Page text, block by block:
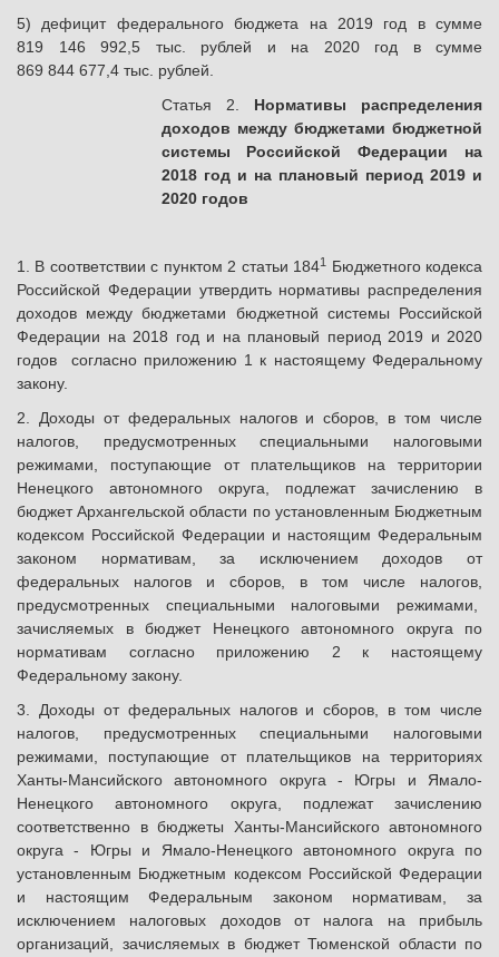
5) дефицит федерального бюджета на 2019 год в сумме
819 146 992,5 тыс. рублей и на 2020 год в сумме
869 844 677,4 тыс. рублей.
Статья 2. Нормативы распределения
доходов между бюджетами бюджетной
системы Российской Федерации на
2018 год и на плановый период 2019 и
2020 годов
1. В соответствии с пунктом 2 статьи 1841
Бюджетного кодекса
Российской Федерации утвердить нормативы распределения
доходов между бюджетами бюджетной системы Российской
Федерации на 2018 год и на плановый период 2019 и 2020
годов согласно приложению 1 к настоящему Федеральному
закону.
2. Доходы от федеральных налогов и сборов, в том числе
налогов, предусмотренных специальными налоговыми
режимами, поступающие от плательщиков на территории
Ненецкого автономного округа, подлежат зачислению в
бюджет Архангельской области по установленным Бюджетным
кодексом Российской Федерации и настоящим Федеральным
законом нормативам, за исключением доходов от
федеральных налогов и сборов, в том числе налогов,
предусмотренных специальными налоговыми режимами,
зачисляемых в бюджет Ненецкого автономного округа по
нормативам согласно приложению 2 к настоящему
Федеральному закону.
3. Доходы от федеральных налогов и сборов, в том числе
налогов, предусмотренных специальными налоговыми
режимами, поступающие от плательщиков на территориях
Ханты-Мансийского автономного округа - Югры и Ямало-
Ненецкого автономного округа, подлежат зачислению
соответственно в бюджеты Ханты-Мансийского автономного
округа - Югры и Ямало-Ненецкого автономного округа по
установленным Бюджетным кодексом Российской Федерации
и настоящим Федеральным законом нормативам, за
исключением налоговых доходов от налога на прибыль
организаций, зачисляемых в бюджет Тюменской области по